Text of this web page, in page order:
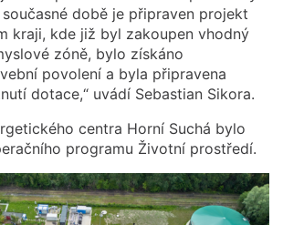
současné době je připraven projekt
kraji, kde již byl zakoupen vhodný
zóně, bylo získáno
povolení a byla připravena
dotace,“ uvádí Sebastian Sikora.
centra Horní Suchá bylo
programu Životní prostředí.